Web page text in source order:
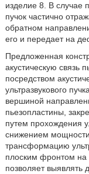
изделие 8. В случае
пучок частично
обратном
его и передает на
Предложенная
акустическую связь
посредством
ультразвукового
вершиной
пьезопластины,
путем прохождения
снижением
трансформацию
плоским фронтом на
позволяет